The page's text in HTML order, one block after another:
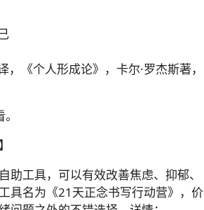
《个人形成论》，卡尔·罗杰斯著，
工具，可以有效改善焦虑、抑郁、
具名为《21天正念书写行动营》，价